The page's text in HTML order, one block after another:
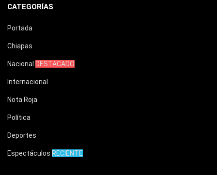
CATEGORÍAS
Portada
Chiapas
Nacional DESTACADO
Internacional
Nota Roja
Política
Deportes
Espectáculos RECIENTE